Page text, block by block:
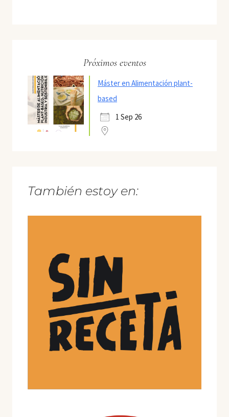
Próximos eventos
Máster en Alimentación plant-
based
1 Sep 26
También estoy en: